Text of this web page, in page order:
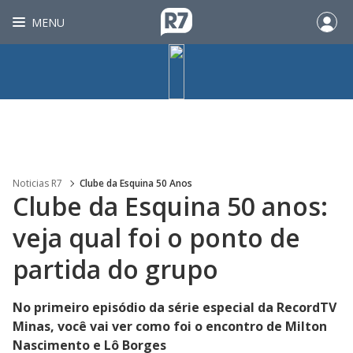
MENU
Noticias R7 Clube da Esquina 50 Anos
Clube da Esquina 50 anos:
veja qual foi o ponto de
partida do grupo
No primeiro episódio da série especial da RecordTV
Minas, você vai ver como foi o encontro de Milton
Nascimento e Lô Borges